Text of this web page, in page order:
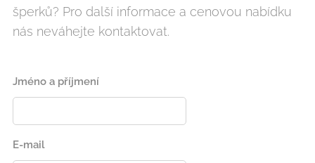
šperků? Pro další informace a cenovou nabídku
nás neváhejte kontaktovat.
Jméno a příjmení
E-mail